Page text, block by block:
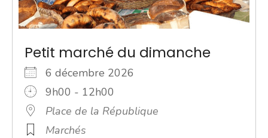
Petit marché du dimanche
6 décembre 2026
9h00 - 12h00
Place de la République
Marchés